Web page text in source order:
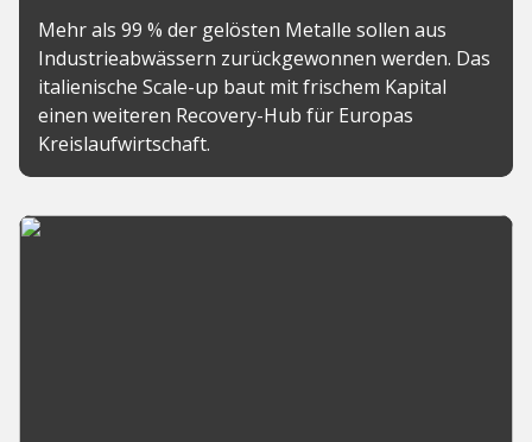
Mehr als 99 % der gelösten Metalle sollen aus
Industrieabwässern zurückgewonnen werden. Das
italienische Scale-up baut mit frischem Kapital
einen weiteren Recovery-Hub für Europas
Kreislaufwirtschaft.